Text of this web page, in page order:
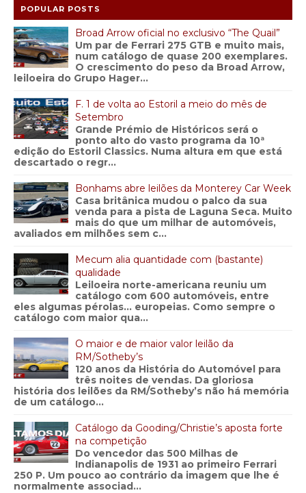
POPULAR POSTS
Broad Arrow oficial no exclusivo “The Quail”
Um par de Ferrari 275 GTB e muito mais,
num catálogo de quase 200 exemplares.
O crescimento do peso da Broad Arrow,
leiloeira do Grupo Hager...
F. 1 de volta ao Estoril a meio do mês de
Setembro
Grande Prémio de Históricos será o
ponto alto do vasto programa da 10ª
edição do Estoril Classics. Numa altura em que está
descartado o regr...
Bonhams abre leilões da Monterey Car Week
Casa britânica mudou o palco da sua
venda para a pista de Laguna Seca. Muito
mais do que um milhar de automóveis,
avaliados em milhões sem c...
Mecum alia quantidade com (bastante)
qualidade
Leiloeira norte-americana reuniu um
catálogo com 600 automóveis, entre
eles algumas pérolas… europeias. Como sempre o
catálogo com maior qua...
O maior e de maior valor leilão da
RM/Sotheby’s
120 anos da História do Automóvel para
três noites de vendas. Da gloriosa
história dos leilões da RM/Sotheby’s não há memória
de um catálogo...
Catálogo da Gooding/Christie’s aposta forte
na competição
Do vencedor das 500 Milhas de
Indianapolis de 1931 ao primeiro Ferrari
250 P. Um pouco ao contrário da imagem que lhe é
normalmente associad...